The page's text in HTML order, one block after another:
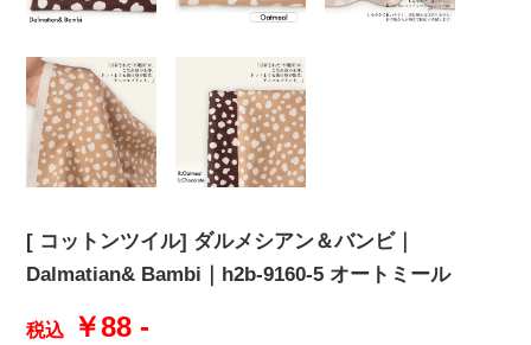
[ コットンツイル] ダルメシアン＆バンビ｜
Dalmatian& Bambi｜h2b-9160-5 オートミール
税込 ￥88 -